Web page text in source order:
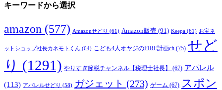
キーワードから選択
amazon (577) Amazonせどり (61) Amazon販売 (91) Keepa (61) お宝ネ
ットショップ社長カネモトくん (64) こども4人オヤジのFIRE計画ch (75) せど
り (1291) やりすぎ節税チャンネル【税理士社長】 (67) アパレル
(113) アパレルせどり (58) ガジェット (273) ゲーム (67) スポン